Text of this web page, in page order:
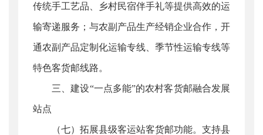
传统手工艺品、乡村民宿伴手礼等提供高效的运
输寄递服务；与农副产品生产经销企业合作，开
通农副产品定制化运输专线、季节性运输专线等
特色客货邮线路。
三、建设“一点多能”的农村客货邮融合发展
站点
（七）拓展县级客运站客货邮功能。支持县